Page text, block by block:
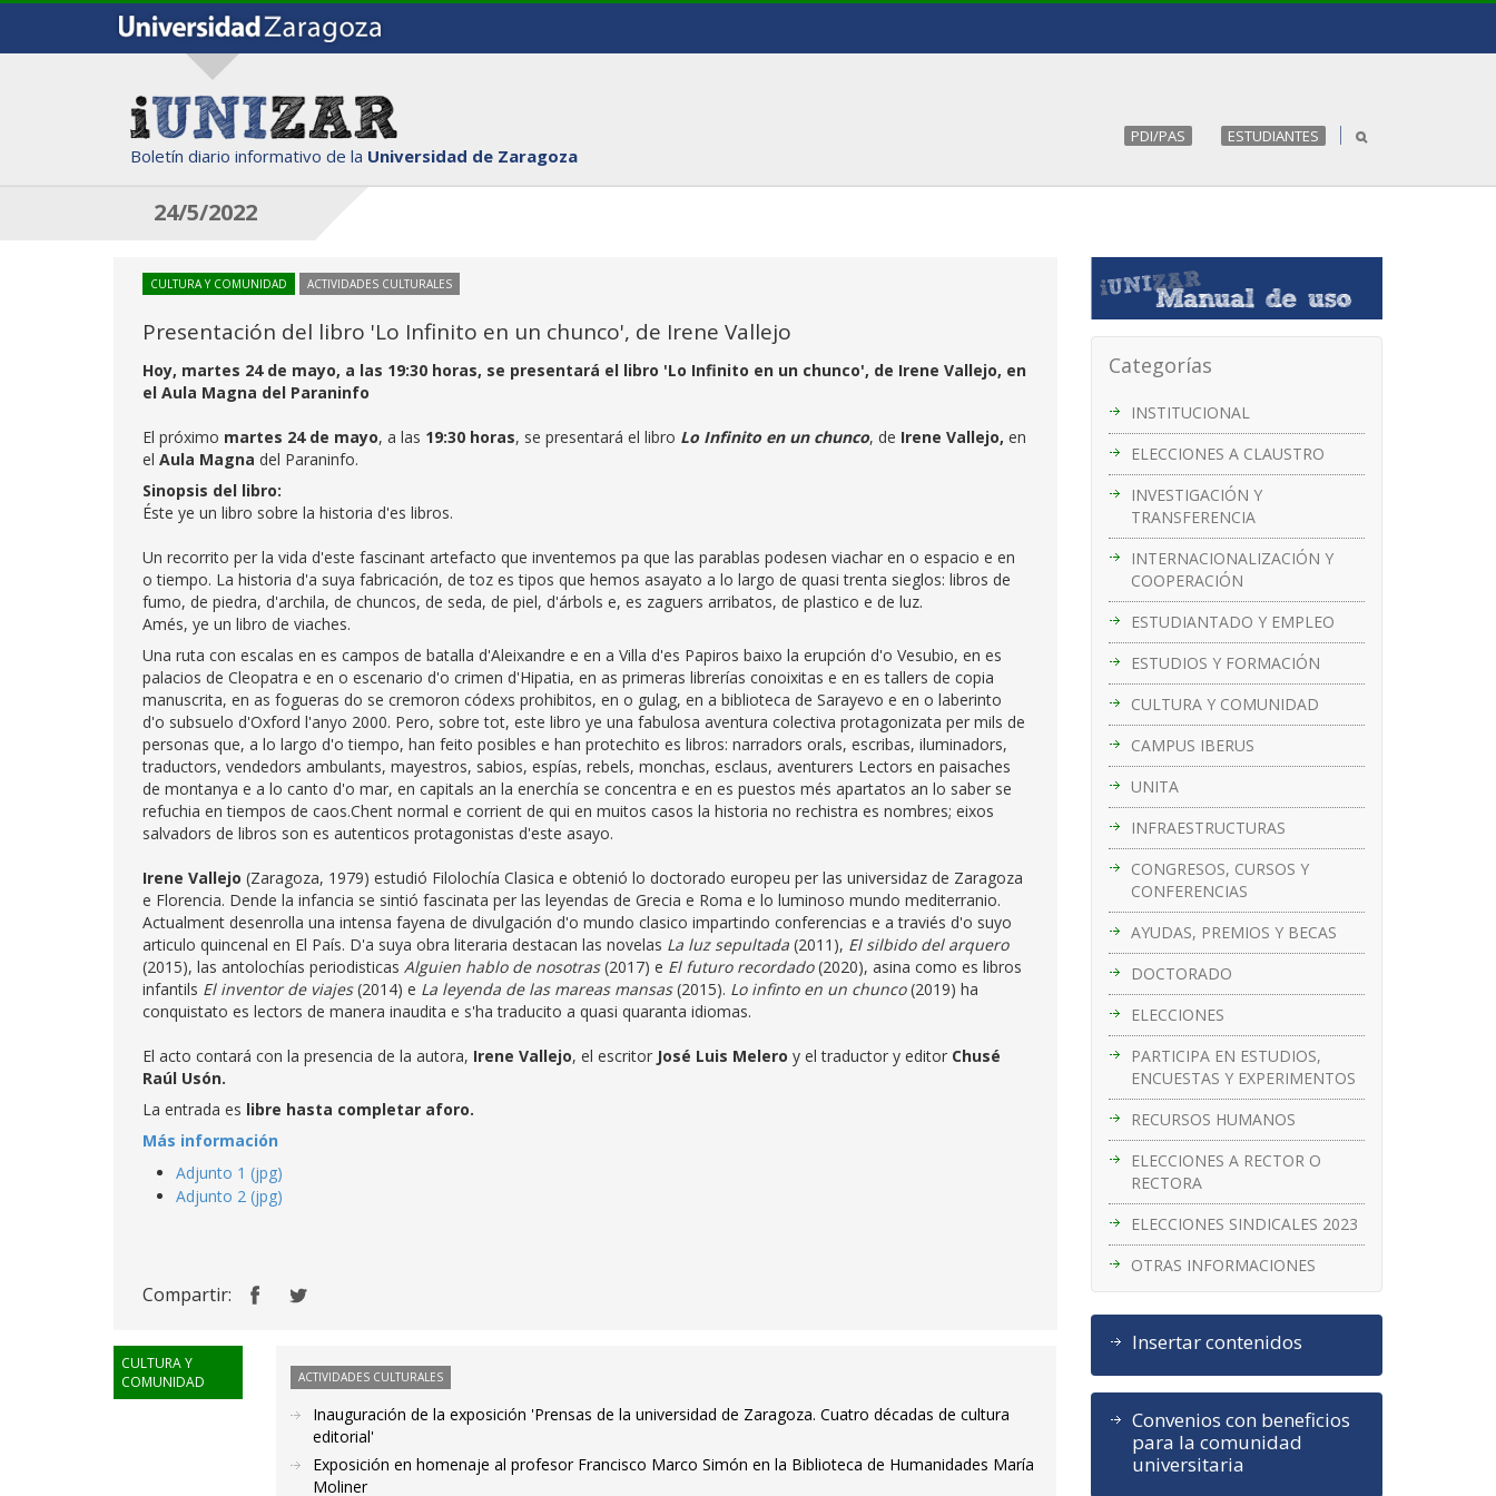
Boletín diario informativo de la Universidad de Zaragoza
PDI/PAS ESTUDIANTES
24/5/2022
Categorías
INSTITUCIONAL
ELECCIONES A CLAUSTRO
INVESTIGACIÓN Y
TRANSFERENCIA
INTERNACIONALIZACIÓN Y
COOPERACIÓN
ESTUDIANTADO Y EMPLEO
ESTUDIOS Y FORMACIÓN
CULTURA Y COMUNIDAD
CAMPUS IBERUS
UNITA
INFRAESTRUCTURAS
CONGRESOS, CURSOS Y
CONFERENCIAS
AYUDAS, PREMIOS Y BECAS
DOCTORADO
ELECCIONES
PARTICIPA EN ESTUDIOS,
ENCUESTAS Y EXPERIMENTOS
RECURSOS HUMANOS
ELECCIONES A RECTOR O
RECTORA
ELECCIONES SINDICALES 2023
OTRAS INFORMACIONES
Insertar contenidos
Convenios con beneficios
para la comunidad
universitaria
CULTURA Y COMUNIDAD ACTIVIDADES CULTURALES
Presentación del libro 'Lo Infinito en un chunco', de Irene Vallejo
Hoy, martes 24 de mayo, a las 19:30 horas, se presentará el libro 'Lo Infinito en un chunco', de Irene Vallejo, en
el Aula Magna del Paraninfo
El próximo martes 24 de mayo, a las 19:30 horas, se presentará el libro Lo Infinito en un chunco, de Irene Vallejo, en
el Aula Magna del Paraninfo.
Sinopsis del libro:
Éste ye un libro sobre la historia d'es libros.
Un recorrito per la vida d'este fascinant artefacto que inventemos pa que las parablas podesen viachar en o espacio e en
o tiempo. La historia d'a suya fabricación, de toz es tipos que hemos asayato a lo largo de quasi trenta sieglos: libros de
fumo, de piedra, d'archila, de chuncos, de seda, de piel, d'árbols e, es zaguers arribatos, de plastico e de luz.
Amés, ye un libro de viaches.
Una ruta con escalas en es campos de batalla d'Aleixandre e en a Villa d'es Papiros baixo la erupción d'o Vesubio, en es
palacios de Cleopatra e en o escenario d'o crimen d'Hipatia, en as primeras librerías conoixitas e en es tallers de copia
manuscrita, en as fogueras do se cremoron códexs prohibitos, en o gulag, en a biblioteca de Sarayevo e en o laberinto
d'o subsuelo d'Oxford l'anyo 2000. Pero, sobre tot, este libro ye una fabulosa aventura colectiva protagonizata per mils de
personas que, a lo largo d'o tiempo, han feito posibles e han protechito es libros: narradors orals, escribas, iluminadors,
traductors, vendedors ambulants, mayestros, sabios, espías, rebels, monchas, esclaus, aventurers Lectors en paisaches
de montanya e a lo canto d'o mar, en capitals an la enerchía se concentra e en es puestos més apartatos an lo saber se
refuchia en tiempos de caos.Chent normal e corrient de qui en muitos casos la historia no rechistra es nombres; eixos
salvadors de libros son es autenticos protagonistas d'este asayo.
Irene Vallejo (Zaragoza, 1979) estudió Filolochía Clasica e obtenió lo doctorado europeu per las universidaz de Zaragoza
e Florencia. Dende la infancia se sintió fascinata per las leyendas de Grecia e Roma e lo luminoso mundo mediterranio.
Actualment desenrolla una intensa fayena de divulgación d'o mundo clasico impartindo conferencias e a traviés d'o suyo
articulo quincenal en El País. D'a suya obra literaria destacan las novelas La luz sepultada (2011), El silbido del arquero
(2015), las antolochías periodisticas Alguien hablo de nosotras(2017) e El futuro recordado(2020), asina como es libros
infantils El inventor de viajes(2014) e La leyenda de las mareas mansas(2015). Lo infinto en un chunco(2019) ha
conquistato es lectors de manera inaudita e s'ha traducito a quasi quaranta idiomas.
El acto contará con la presencia de la autora, Irene Vallejo, el escritor José Luis Melero y el traductor y editor Chusé
Raúl Usón.
La entrada es libre hasta completar aforo.
Más información
Adjunto 1 (jpg)
Adjunto 2 (jpg)
Compartir:
CULTURA Y
COMUNIDAD
ACTIVIDADES CULTURALES
Inauguración de la exposición 'Prensas de la universidad de Zaragoza. Cuatro décadas de cultura
editorial'
Exposición en homenaje al profesor Francisco Marco Simón en la Biblioteca de Humanidades María
Moliner